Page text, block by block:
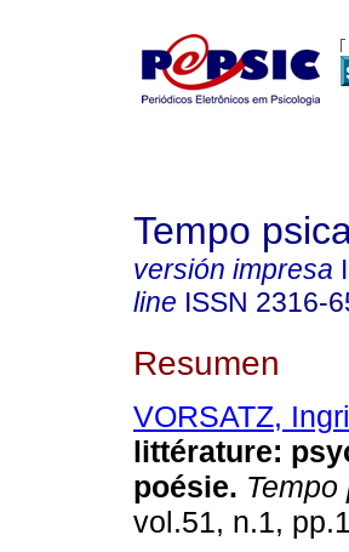
Tempo
versión impresa
line ISSN 2316-
Resumen
VORSATZ,
littérature:
poésie. Tempo
vol.51, n.1,